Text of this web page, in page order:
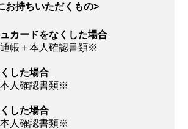
お持ちいただくもの>
カードをなくした場合
帳＋本人確認書類※
した場合
人確認書類※
した場合
人確認書類※